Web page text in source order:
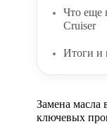
Что еще
Cruiser
Итоги и
Замена масла
ключевых